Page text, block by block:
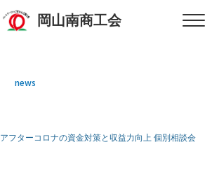
岡山南商工会
news
アフターコロナの資金対策と収益力向上 個別相談会